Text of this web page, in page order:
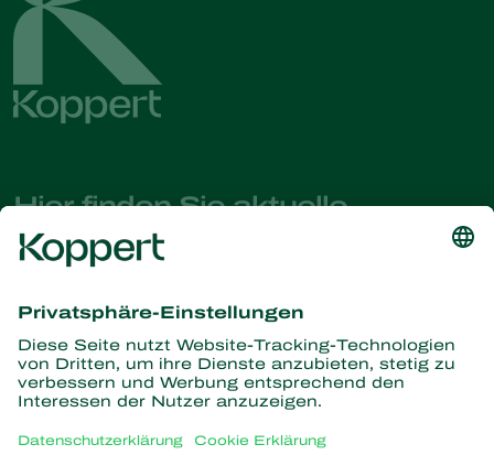
Hier finden Sie aktuelle
Nachrichten und Informationen
Partners with Nature
Raubmilben
Räuber